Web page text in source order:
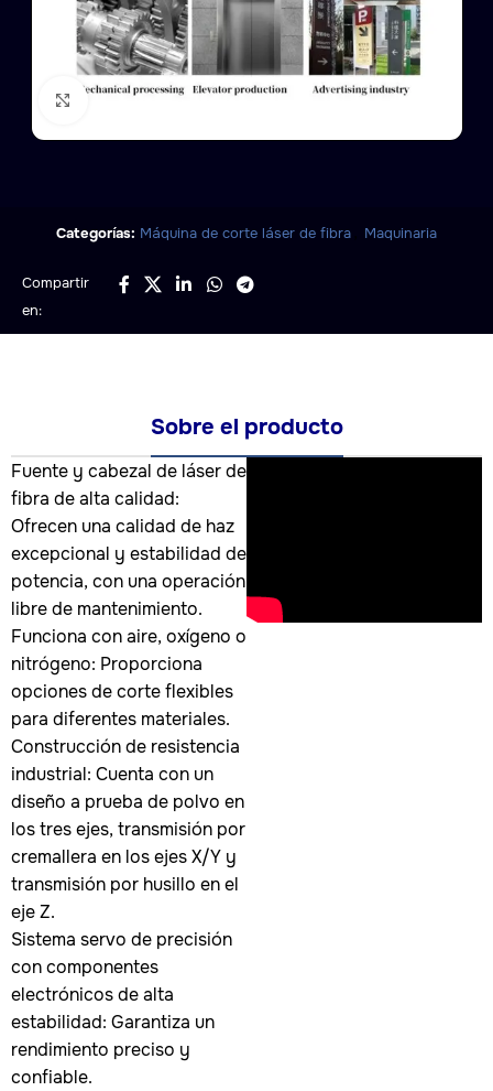
Click to enlarge
Categorías: Máquina de corte láser de fibra Maquinaria
Compartir
en:
Sobre el producto
Fuente y cabezal de láser de
fibra de alta calidad:
Ofrecen una calidad de haz
excepcional y estabilidad de
potencia, con una operación
libre de mantenimiento.
Funciona con aire, oxígeno o
nitrógeno: Proporciona
opciones de corte flexibles
para diferentes materiales.
Construcción de resistencia
industrial: Cuenta con un
diseño a prueba de polvo en
los tres ejes, transmisión por
cremallera en los ejes X/Y y
transmisión por husillo en el
eje Z.
Sistema servo de precisión
con componentes
electrónicos de alta
estabilidad: Garantiza un
rendimiento preciso y
confiable.